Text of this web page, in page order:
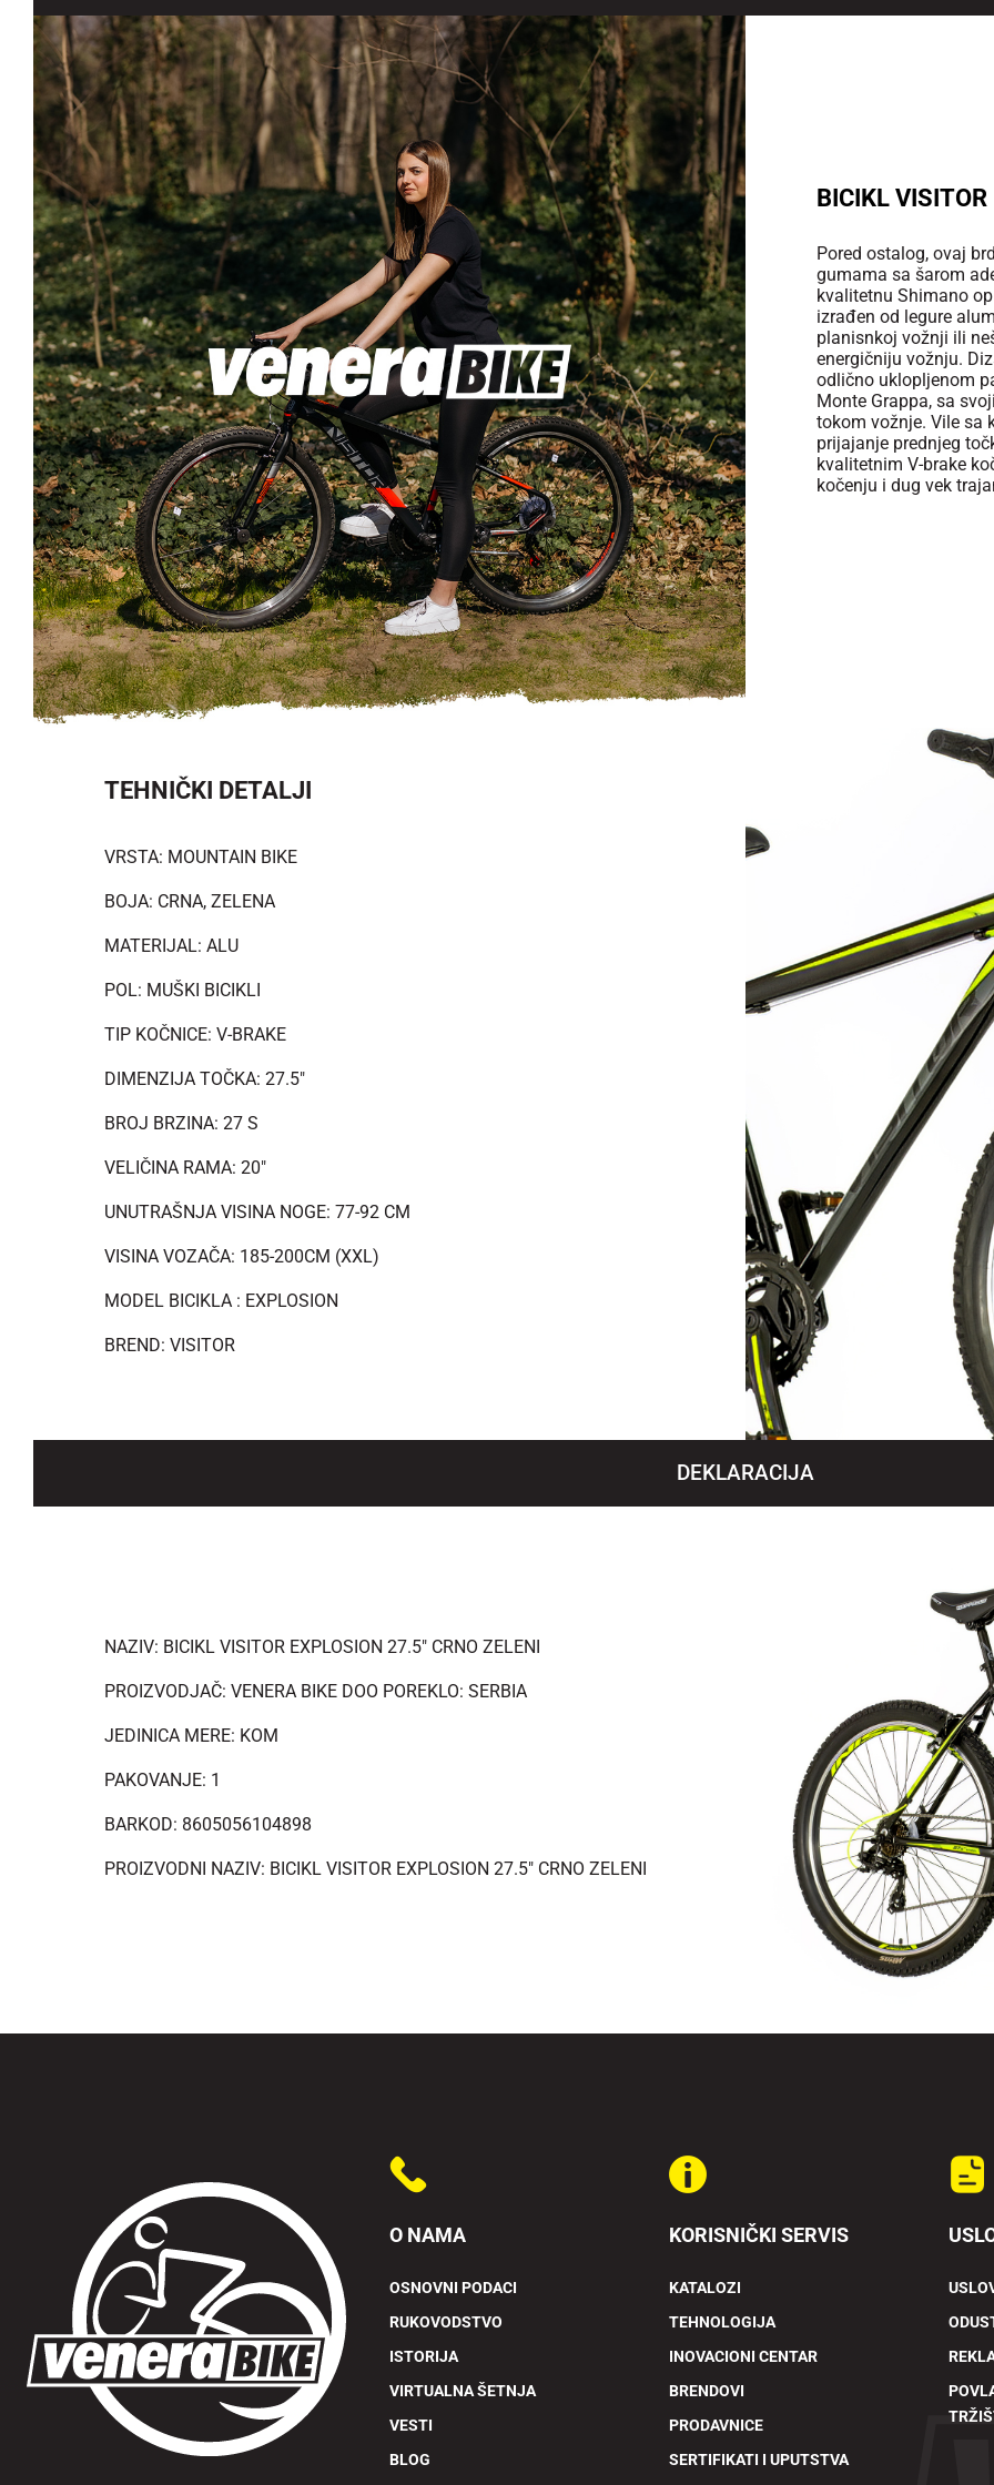
BICIKL
Pored ostalog, ovaj
gumama sa šarom
kvalitetnu Shimano
izrađen od legure
planisnkoj vožnji ili
energičniju vožnju.
odlično uklopljenom
Monte Grappa, sa
tokom vožnje. Vile sa
prijajanje prednjeg
kvalitetnim V-brake
kočenju i dug vek
TEHNIČKI DETALJI
VRSTA: MOUNTAIN BIKE
BOJA: CRNA, ZELENA
MATERIJAL: ALU
POL: MUŠKI BICIKLI
TIP KOČNICE: V-BRAKE
DIMENZIJA TOČKA: 27.5"
BROJ BRZINA: 27 S
VELIČINA RAMA: 20"
UNUTRAŠNJA VISINA NOGE: 77-92 CM
VISINA VOZAČA: 185-200CM (XXL)
MODEL BICIKLA : EXPLOSION
BREND: VISITOR
DEKLARACIJA
NAZIV: BICIKL VISITOR EXPLOSION 27.5" CRNO ZELENI
PROIZVODJAČ: VENERA BIKE DOO POREKLO: SERBIA
JEDINICA MERE: KOM
PAKOVANJE: 1
BARKOD: 8605056104898
PROIZVODNI NAZIV: BICIKL VISITOR EXPLOSION 27.5" CRNO ZELENI
O NAMA
OSNOVNI PODACI
RUKOVODSTVO
ISTORIJA
VIRTUALNA ŠETNJA
VESTI
BLOG
KORISNIČKI SERVIS
KATALOZI
TEHNOLOGIJA
INOVACIONI CENTAR
BRENDOVI
PRODAVNICE
SERTIFIKATI I UPUTSTVA